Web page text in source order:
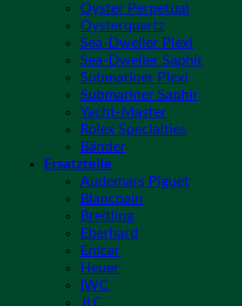
Oyster Perpetual
Oysterquartz
Sea-Dweller Plexi
Sea-Dweller Saphir
Submariner Plexi
Submariner Saphir
Yacht-Master
Rolex Specialties
Bänder
Ersatzteile
Audemars Piguet
Blancpain
Breitling
Eberhard
Enicar
Heuer
IWC
JLC